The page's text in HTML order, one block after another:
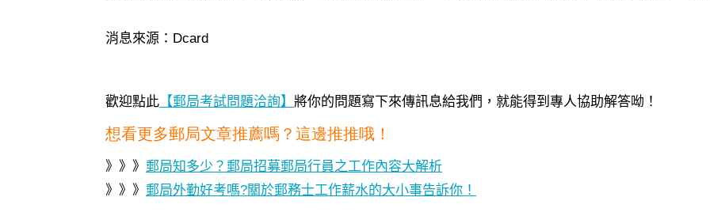
消息來源：Dcard
歡迎點此 【郵局考試問題洽詢】 將你的問題寫下來傳訊息給我們，就能得到專人協助解答呦！
想看更多郵局文章推薦嗎？這邊推推哦！
》》》 郵局知多少？郵局招募郵局行員之工作內容大解析
》》》 郵局外勤好考嗎?關於郵務士工作薪水的大小事告訴你！